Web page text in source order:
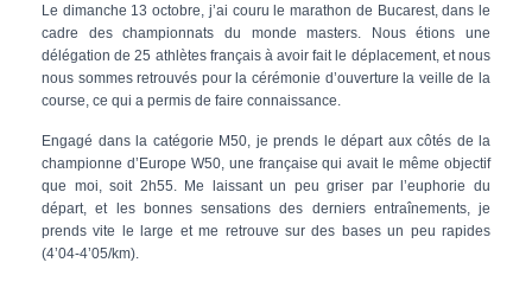
Le dimanche 13 octobre, j’ai couru le marathon de Bucarest, dans le
cadre des championnats du monde masters. Nous étions une
délégation de 25 athlètes français à avoir fait le déplacement, et nous
nous sommes retrouvés pour la cérémonie d’ouverture la veille de la
course, ce qui a permis de faire connaissance.
Engagé dans la catégorie M50, je prends le départ aux côtés de la
championne d’Europe W50, une française qui avait le même objectif
que moi, soit 2h55. Me laissant un peu griser par l’euphorie du
départ, et les bonnes sensations des derniers entraînements, je
prends vite le large et me retrouve sur des bases un peu rapides
(4’04-4’05/km).